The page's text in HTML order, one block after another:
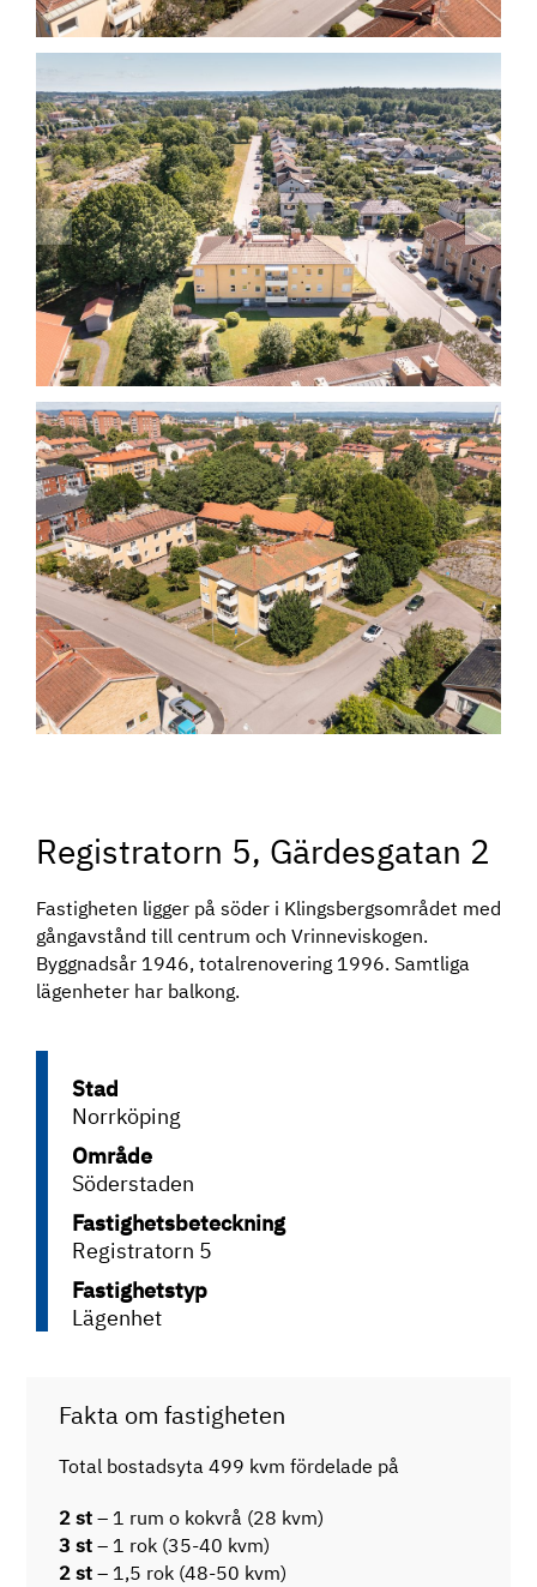
Registratorn 5, Gärdesgatan 2
Fastigheten ligger på söder i Klingsbergsområdet med
gångavstånd till centrum och Vrinneviskogen.
Byggnadsår 1946, totalrenovering 1996. Samtliga
lägenheter har balkong.
Stad
Norrköping
Område
Söderstaden
Fastighetsbeteckning
Registratorn 5
Fastighetstyp
Lägenhet
Fakta om fastigheten
Total bostadsyta 499 kvm fördelade på
2 st – 1 rum o kokvrå (28 kvm)
3 st – 1 rok (35-40 kvm)
2 st – 1,5 rok (48-50 kvm)